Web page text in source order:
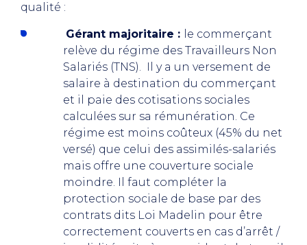
qualité :
Gérant majoritaire : le commerçant
relève du régime des Travailleurs Non
Salariés (TNS). Il y a un versement de
salaire à destination du commerçant
et il paie des cotisations sociales
calculées sur sa rémunération. Ce
régime est moins coûteux (45% du net
versé) que celui des assimilés-salariés
mais offre une couverture sociale
moindre. Il faut compléter la
protection sociale de base par des
contrats dits Loi Madelin pour être
correctement couverts en cas d’arrêt /